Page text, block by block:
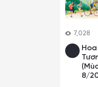
7,028
8/